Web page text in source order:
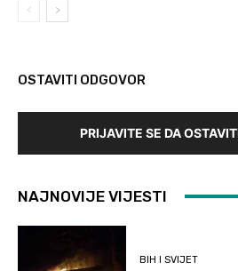
OSTAVITI ODGOVOR
PRIJAVITE SE DA
NAJNOVIJE VIJESTI
BIH I SVIJET